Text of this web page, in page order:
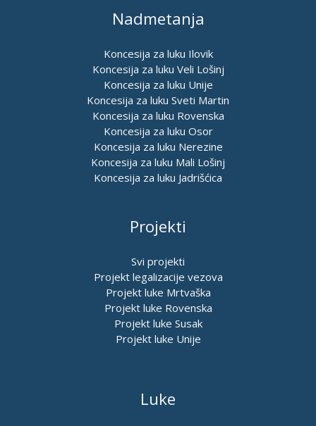
Nadmetanja
Koncesija za luku Ilovik
Koncesija za luku Veli Lošinj
Koncesija za luku Unije
Koncesija za luku Sveti Martin
Koncesija za luku Rovenska
Koncesija za luku Osor
Koncesija za luku Nerezine
Koncesija za luku Mali Lošinj
Koncesija za luku Jadrišćica
Projekti
Svi projekti
Projekt legalizacije vezova
Projekt luke Mrtvaška
Projekt luke Rovenska
Projekt luke Susak
Projekt luke Unije
Luke